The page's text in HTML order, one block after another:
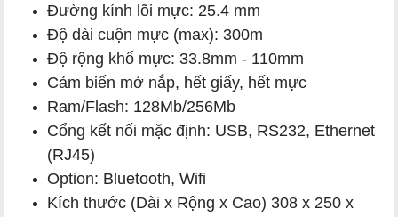
Đường kính lõi mực: 25.4 mm
Độ dài cuộn mực (max): 300m
Độ rộng khổ mực: 33.8mm - 110mm
Cảm biến mở nắp, hết giấy, hết mực
Ram/Flash: 128Mb/256Mb
Cổng kết nối mặc định: USB, RS232, Ethernet
(RJ45)
Option: Bluetooth, Wifi
Kích thước (Dài x Rộng x Cao) 308 x 250 x